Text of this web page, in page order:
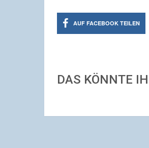
AUF FACEBOOK TEILEN
DAS KÖNNTE